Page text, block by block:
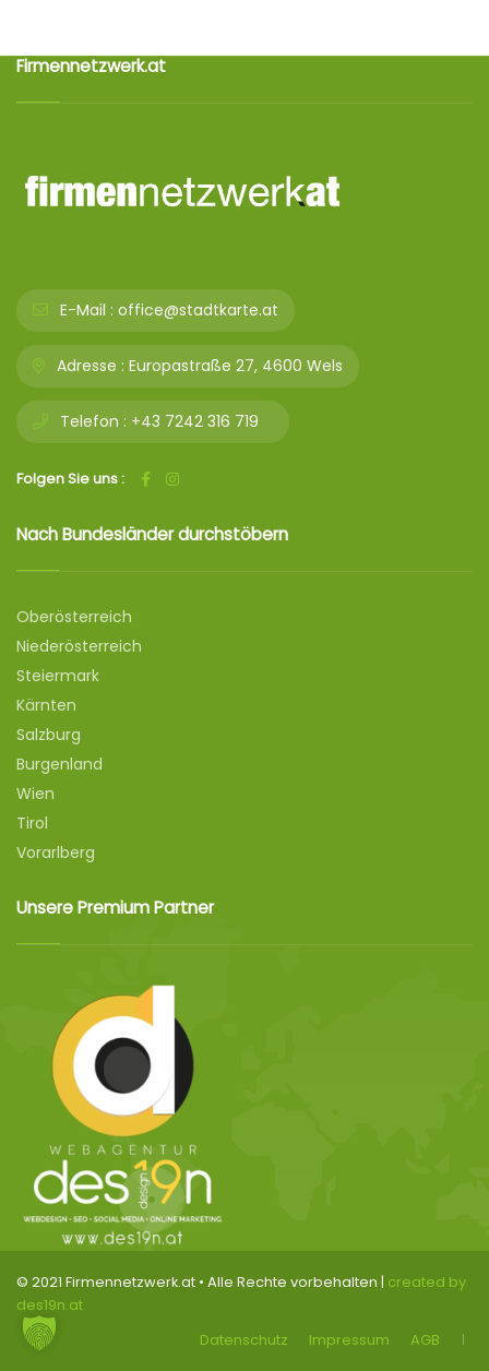
Firmennetzwerk.at
E-Mail : office@stadtkarte.at
Adresse : Europastraße 27, 4600 Wels
Telefon : +43 7242 316 719
Folgen Sie uns :
Nach Bundesländer durchstöbern
Oberösterreich
Niederösterreich
Steiermark
Kärnten
Salzburg
Burgenland
Wien
Tirol
Vorarlberg
Unsere Premium Partner
© 2021 Firmennetzwerk.at • Alle Rechte vorbehalten | created by
des19n.at
Datenschutz
Impressum AGB